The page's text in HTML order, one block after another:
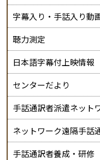
字幕入り・手話入り動
聴力測定
日本語字幕付上映情報
センターだより
手話通訳者派遣ネット
ネットワーク遠隔手話
手話通訳者養成・研修